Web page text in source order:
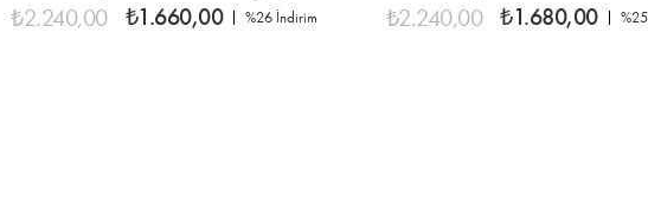
₺1.660,00
₺2.240,00 %26 İndirim
₺1.680,00
₺2.240,00 %25